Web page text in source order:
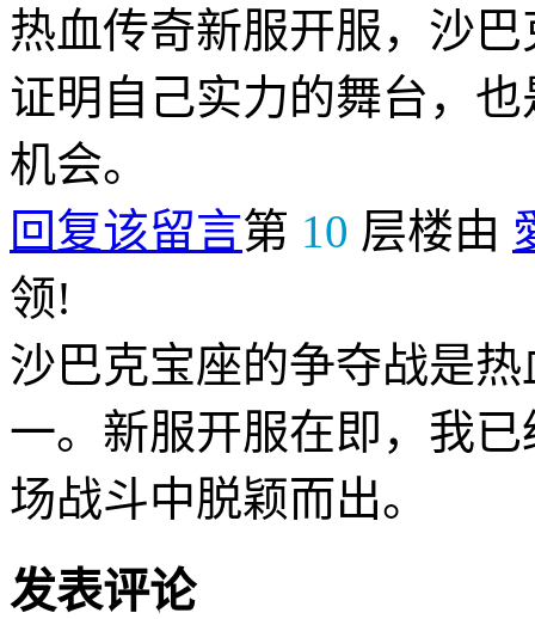
热血传奇新服开服，沙
证明自己实力的舞台，
机会。
回复该留言第 10 层楼由
领!
沙巴克宝座的争夺战是
一。新服开服在即，我
场战斗中脱颖而出。
发表评论